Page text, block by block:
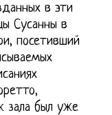
в эти
Сусанны в
посетивший
зала был уже